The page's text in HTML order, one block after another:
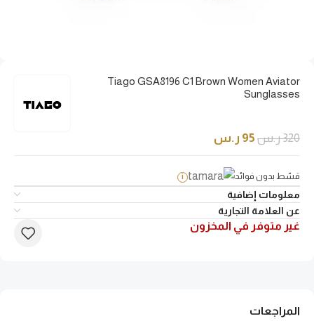
Tiago GSA8196 C1 Brown Women Aviator
Sunglasses
320ر.س 95 ر.س
قسّط بدون فوائد i
معلومات إضافية
عن العلامة التجارية
غير متوفر في المخزون
المراجعات